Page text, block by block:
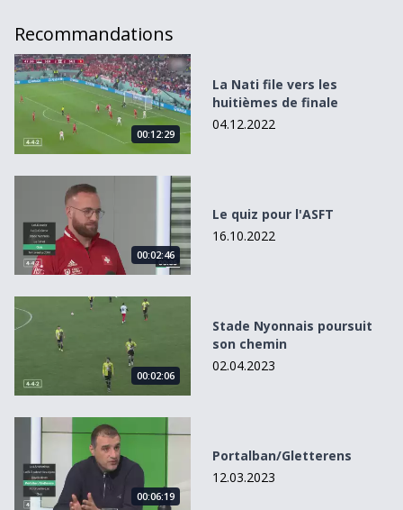
Recommandations
La Nati file vers les huitièmes de finale
00:12:29
La Nati file vers les
huitièmes de finale
04.12.2022
Le quiz pour l&#039;ASFT
00:02:46
Le quiz pour l'ASFT
16.10.2022
Stade Nyonnais poursuit son chemin
00:02:06
Stade Nyonnais poursuit
son chemin
02.04.2023
Portalban/Gletterens
00:06:19
Portalban/Gletterens
12.03.2023